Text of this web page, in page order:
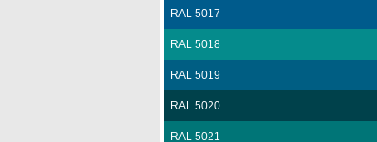
RAL 5017
RAL 5018
RAL 5019
RAL 5020
RAL 5021